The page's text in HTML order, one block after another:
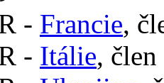
- Francie,
- Itálie,